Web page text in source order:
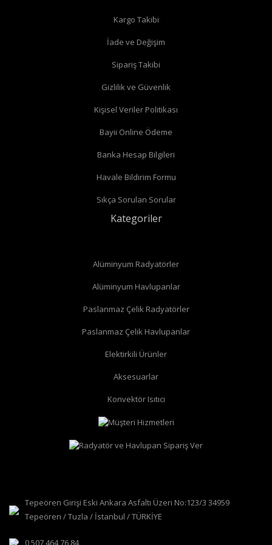
düz radyatör vanası
köşe radyatör vanası
Kargo Takibi
İade ve Değişim
Sipariş Takibi
Gizlilik ve Güvenlik
Kişisel Veriler Politikası
Bayii Online Ödeme
Banka Hesap Bilgileri
Havale Bildirim Formu
Sıkça Sorulan Sorular
Kategoriler
Alüminyum Radyatörler
Alüminyum Havlupanlar
Paslanmaz Çelik Radyatörler
Paslanmaz Çelik Havlupanlar
Elektirkili Ürünler
Aksesuarlar
Konvektör Isıtıcı
Tepeören Girişi Eski Ankara Asfaltı Üzeri No:123/3 34959
Tepeören / Tuzla / İstanbul / TÜRKİYE
0 507 464 76 84